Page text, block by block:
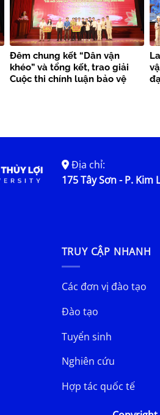
Đêm chung kết “Dân vận
khéo” và tổng kết, trao giải
Cuộc thi chính luận bảo vệ
Địa chỉ:
175 Tây Sơn - P. Kim
TRUY CẬP NHANH
Các đơn vị đào tạo
Đào tạo
Tuyển sinh
Nghiên cứu
Hợp tác quốc tế